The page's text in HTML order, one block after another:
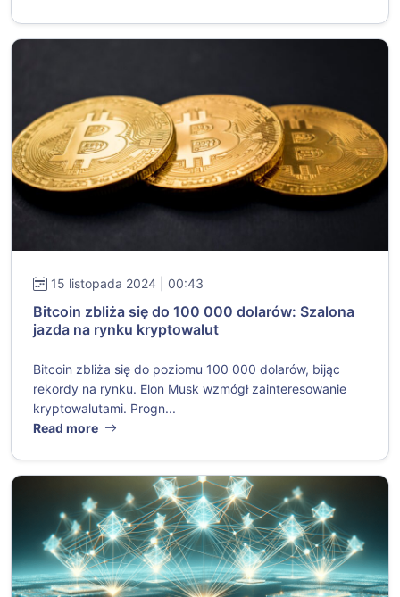
15 listopada 2024 | 00:43
Bitcoin zbliża się do 100 000 dolarów: Szalona
jazda na rynku kryptowalut
Bitcoin zbliża się do poziomu 100 000 dolarów, bijąc
rekordy na rynku. Elon Musk wzmógł zainteresowanie
kryptowalutami. Progn...
Read more